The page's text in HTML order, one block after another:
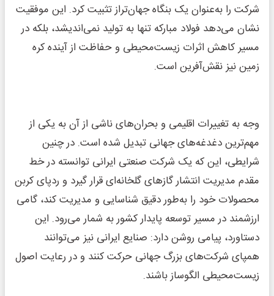
شرکت را به‌عنوان یک بنگاه جهان‌تراز تثبیت کرد. این موفقیت
نشان می‌دهد فولاد مبارکه تنها به تولید نمی‌اندیشد، بلکه در
مسیر کاهش اثرات زیست‌محیطی و حفاظت از آینده کره
زمین نیز نقش‌آفرین است.
وجه به تغییرات اقلیمی و بحران‌های ناشی از آن به یکی از
مهم‌ترین دغدغه‌های جهانی تبدیل شده است. در چنین
شرایطی، این که یک شرکت صنعتی ایرانی توانسته در خط
مقدم مدیریت انتشار گازهای گلخانه‌ای قرار گیرد و ردپای کربن
محصولات خود را به‌طور دقیق شناسایی و مدیریت کند، گامی
ارزشمند در مسیر توسعه پایدار کشور به شمار می‌رود. این
دستاورد، پیامی روشن دارد: صنایع ایرانی نیز می‌توانند
همپای شرکت‌های بزرگ جهانی حرکت کنند و در رعایت اصول
زیست‌محیطی الگوساز باشند.